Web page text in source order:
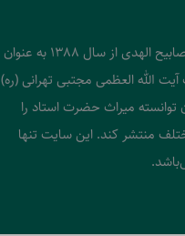
موسسه پژوهشی فرهنگی مصابیح الهدی از سال 1388 به عنوان
الله العظمی مجتبی تهرانی (ره)
توانسته میراث حضرت استاد را
منتشر کند. این سایت تنها